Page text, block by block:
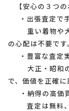
【安心の３つの
・出張査定で
重い着物や大
の心配は不要です。
・豊富な査定
大正・昭和の
で、価値を正確に
・納得の高価
査定は無料、